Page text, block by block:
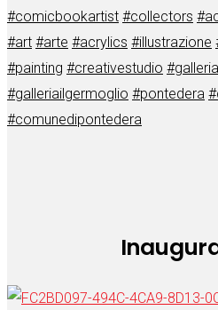
#comicbookartist #collectors
#art #arte #acrylics #illustrazione
#painting #creativestudio #galleria
#galleriailgermoglio #pontedera
#comunedipontedera